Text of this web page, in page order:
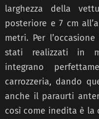
larghezza della
posteriore e 7 cm
metri. Per
stati realizzati in
integrano
carrozzeria, dando
anche il paraurti
così come inedita è la